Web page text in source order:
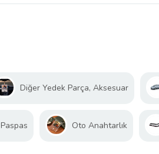
Diğer Yedek Parça, Aksesuar
Paspas Oto Anahtarlık